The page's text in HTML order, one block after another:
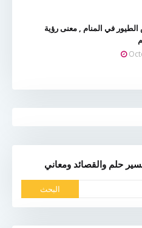
في المنام , معنى رؤية
حلم والقصائد ومعاني